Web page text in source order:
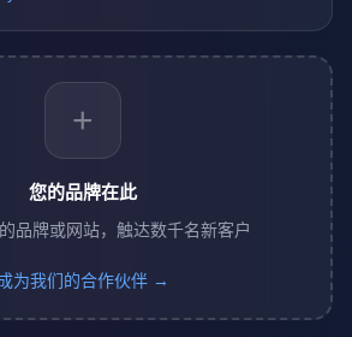
+
您的品牌在此
品牌或网站，触达数千名新客户
为我们的合作伙伴 →